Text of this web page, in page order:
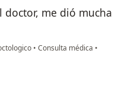
me dió mucha
• Consulta médica •